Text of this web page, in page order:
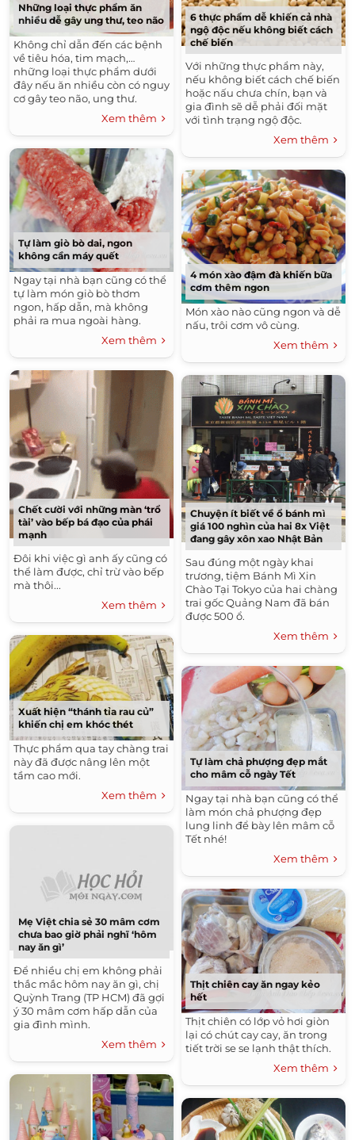
Những loại thực phẩm ăn
nhiều dễ gây ung thư, teo não
Không chỉ dẫn đến các bệnh
về tiêu hóa, tim mạch,…
những loại thực phẩm dưới
đây nếu ăn nhiều còn có nguy
cơ gây teo não, ung thư.
Xem thêm
Tự làm giò bò dai, ngon
không cần máy quết
Ngay tại nhà bạn cũng có thể
tự làm món giò bò thơm
ngon, hấp dẫn, mà không
phải ra mua ngoài hàng.
Xem thêm
Chết cười với những màn ‘trổ
tài’ vào bếp bá đạo của phái
mạnh
Đôi khi việc gì anh ấy cũng có
thể làm được, chỉ trừ vào bếp
mà thôi...
Xem thêm
Xuất hiện “thánh tỉa rau củ”
khiến chị em khóc thét
Thực phẩm qua tay chàng trai
này đã được nâng lên một
tầm cao mới.
Xem thêm
Mẹ Việt chia sẻ 30 mâm cơm
chưa bao giờ phải nghĩ ‘hôm
nay ăn gì’
Để nhiều chị em không phải
thắc mắc hôm nay ăn gì, chị
Quỳnh Trang (TP HCM) đã gợi
ý 30 mâm cơm hấp dẫn của
gia đình mình.
Xem thêm
6 thực phẩm dễ khiến cả nhà
ngộ độc nếu không biết cách
chế biến
Với những thực phẩm này,
nếu không biết cách chế biến
hoặc nấu chưa chín, bạn và
gia đình sẽ dễ phải đối mặt
với tình trạng ngộ độc.
Xem thêm
4 món xào đậm đà khiến bữa
cơm thêm ngon
Món xào nào cũng ngon và dễ
nấu, trôi cơm vô cùng.
Xem thêm
Chuyện ít biết về ổ bánh mì
giá 100 nghìn của hai 8x Việt
đang gây xôn xao Nhật Bản
Sau đúng một ngày khai
trương, tiệm Bánh Mì Xin
Chào Tại Tokyo của hai chàng
trai gốc Quảng Nam đã bán
được 500 ổ.
Xem thêm
Tự làm chả phượng đẹp mắt
cho mâm cỗ ngày Tết
Ngay tại nhà bạn cũng có thể
làm món chả phượng đẹp
lung linh để bày lên mâm cỗ
Tết nhé!
Xem thêm
Thịt chiên cay ăn ngay kẻo
hết
Thịt chiên có lớp vỏ hơi giòn
lại có chút cay cay, ăn trong
tiết trời se se lạnh thật thích.
Xem thêm